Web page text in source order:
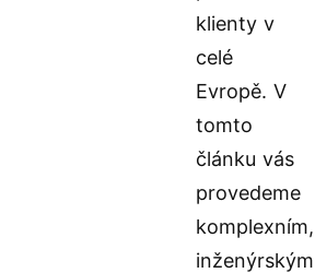
klienty v
celé
Evropě. V
tomto
článku vás
provedeme
komplexním,
inženýrským